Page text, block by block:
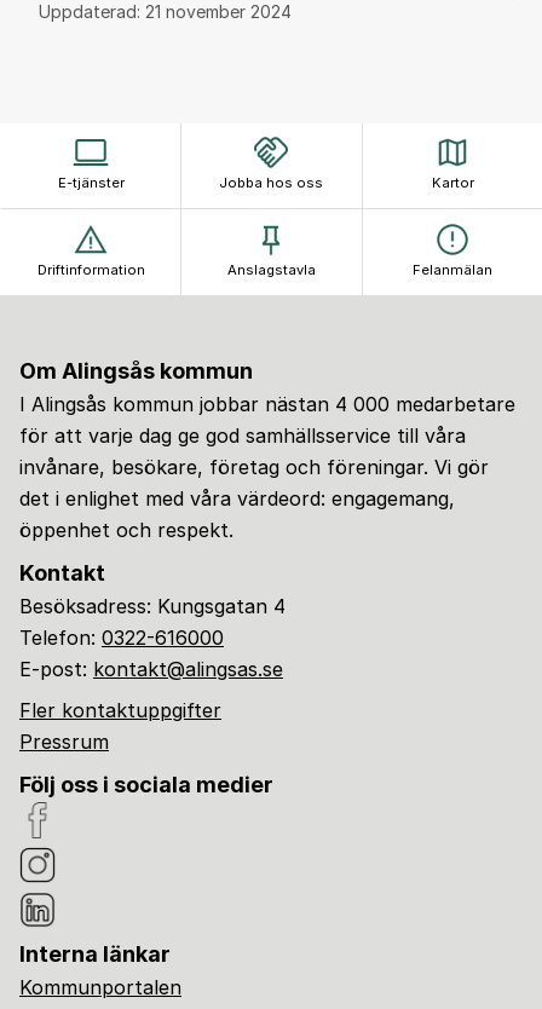
Uppdaterad: 21 november 2024
E-tjänster Jobba hos oss Kartor
Driftinformation Anslagstavla Felanmälan
Om Alingsås kommun
I Alingsås kommun jobbar nästan 4 000 medarbetare
för att varje dag ge god samhällsservice till våra
invånare, besökare, företag och föreningar. Vi gör
det i enlighet med våra värdeord: engagemang,
öppenhet och respekt.
Kontakt
Besöksadress: Kungsgatan 4
Telefon: 0322-616000
E-post: kontakt@alingsas.se
Fler kontaktuppgifter
Pressrum
Följ oss i sociala medier
Interna länkar
Kommunportalen